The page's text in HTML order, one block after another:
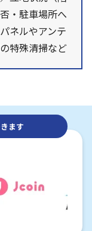
・駐車場所へ
ネルやアンテ
特殊清掃など
ます